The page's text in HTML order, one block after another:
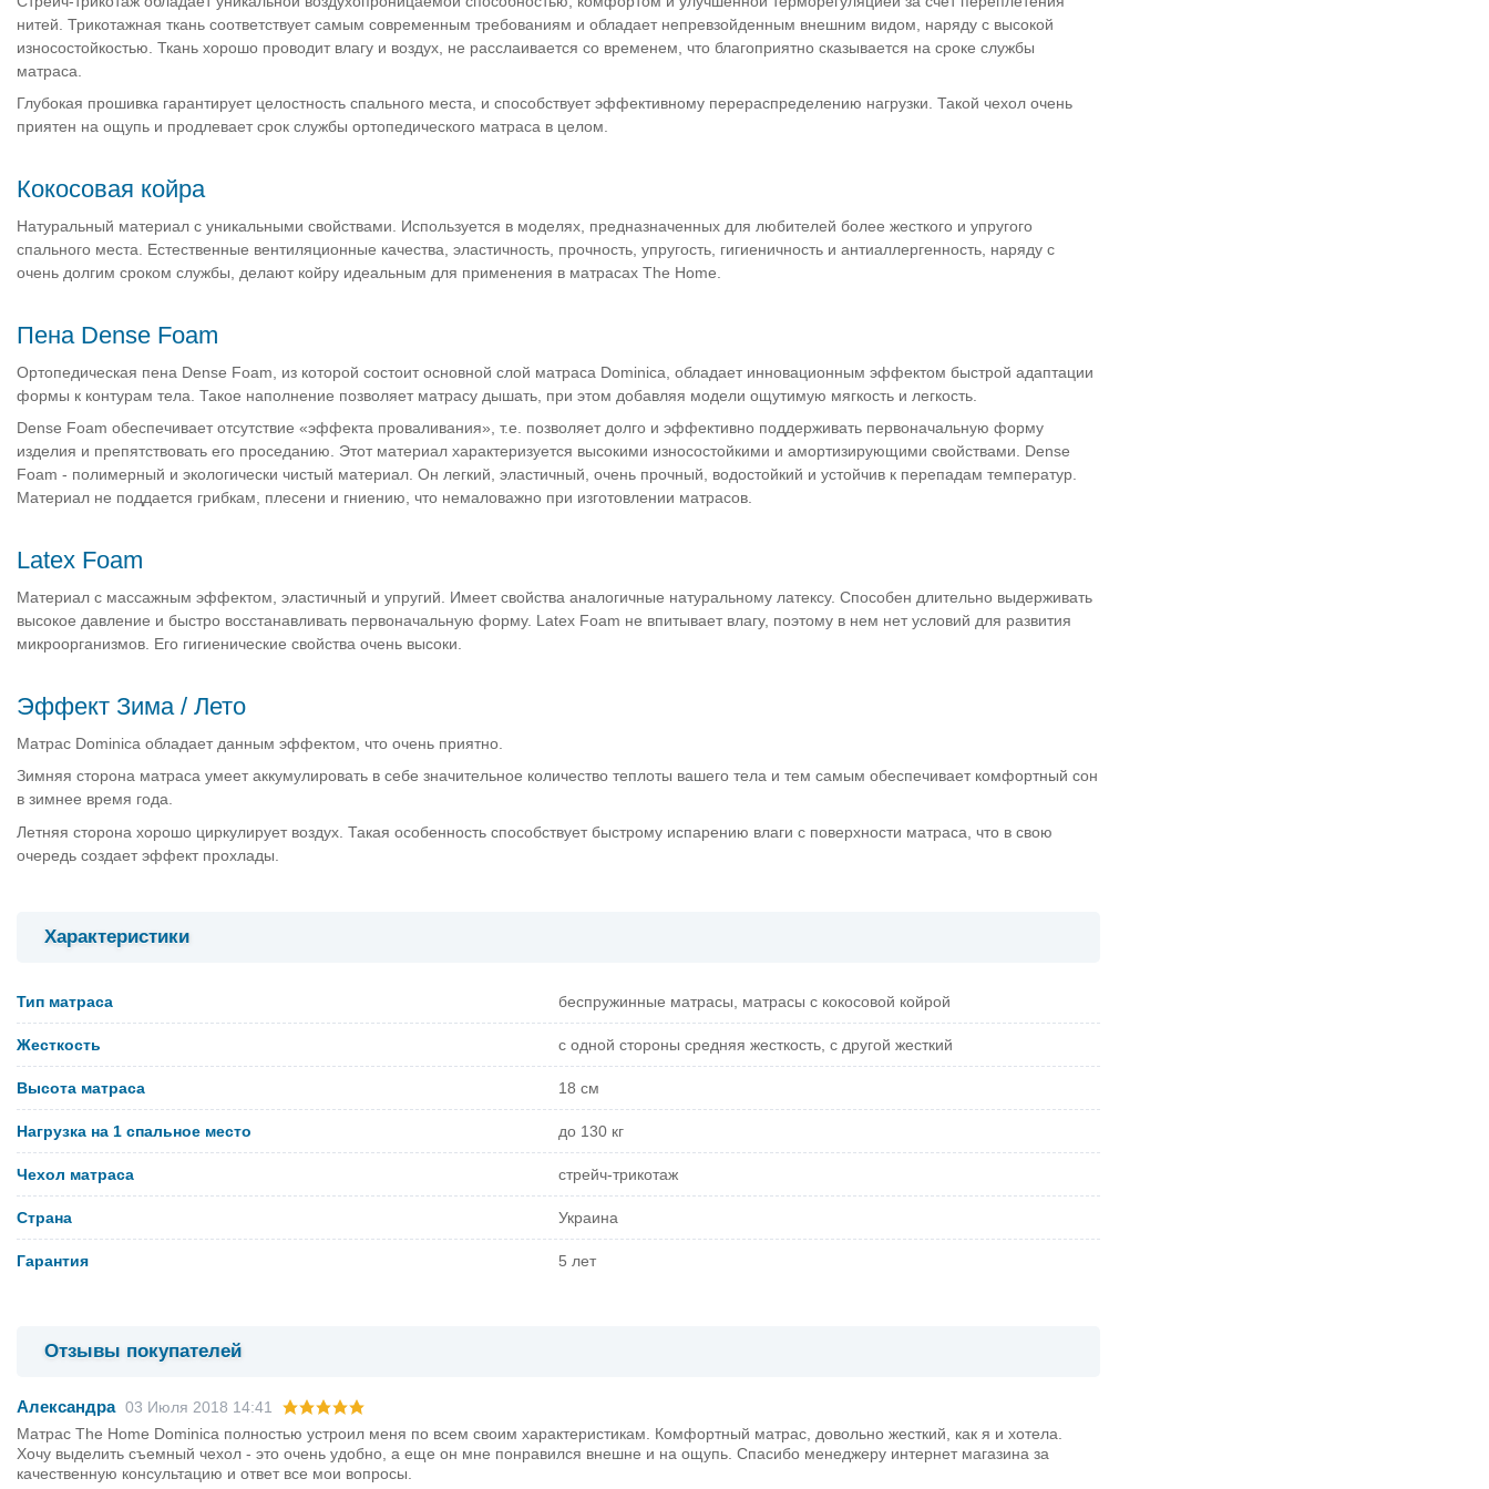
нитей. Трикотажная ткань соответствует самым современным требованиям и обладает непревзойденным внешним видом, наряду с высокой
износостойкостью. Ткань хорошо проводит влагу и воздух, не расслаивается со временем, что благоприятно сказывается на сроке службы
матраса.
Глубокая прошивка гарантирует целостность спального места, и способствует эффективному перераспределению нагрузки. Такой чехол очень
приятен на ощупь и продлевает срок службы ортопедического матраса в целом.
Кокосовая койра
Натуральный материал с уникальными свойствами. Используется в моделях, предназначенных для любителей более жесткого и упругого
спального места. Естественные вентиляционные качества, эластичность, прочность, упругость, гигиеничность и антиаллергенность, наряду с
очень долгим сроком службы, делают койру идеальным для применения в матрасах The Home.
Пена Dense Foam
Ортопедическая пена Dense Foam, из которой состоит основной слой матраса Dominica, обладает инновационным эффектом быстрой адаптации
формы к контурам тела. Такое наполнение позволяет матрасу дышать, при этом добавляя модели ощутимую мягкость и легкость.
Dense Foam обеспечивает отсутствие «эффекта проваливания», т.е. позволяет долго и эффективно поддерживать первоначальную форму
изделия и препятствовать его проседанию. Этот материал характеризуется высокими износостойкими и амортизирующими свойствами. Dense
Foam - полимерный и экологически чистый материал. Он легкий, эластичный, очень прочный, водостойкий и устойчив к перепадам температур.
Материал не поддается грибкам, плесени и гниению, что немаловажно при изготовлении матрасов.
Latex Foam
Материал с массажным эффектом, эластичный и упругий. Имеет свойства аналогичные натуральному латексу. Способен длительно выдерживать
высокое давление и быстро восстанавливать первоначальную форму. Latex Foam не впитывает влагу, поэтому в нем нет условий для развития
микроорганизмов. Его гигиенические свойства очень высоки.
Эффект Зима / Лето
Матрас Dominica обладает данным эффектом, что очень приятно.
Зимняя сторона матраса умеет аккумулировать в себе значительное количество теплоты вашего тела и тем самым обеспечивает комфортный сон
в зимнее время года.
Летняя сторона хорошо циркулирует воздух. Такая особенность способствует быстрому испарению влаги с поверхности матраса, что в свою
очередь создает эффект прохлады.
Характеристики
Тип матраса беспружинные матрасы, матрасы с кокосовой койрой
Жесткость с одной стороны средняя жесткость, с другой жесткий
Высота матраса 18 см
Нагрузка на 1 спальное место до 130 кг
Чехол матраса стрейч-трикотаж
Страна Украина
Гарантия 5 лет
Отзывы покупателей
Александра 03 Июля 2018 14:41
Матрас The Home Dominica полностью устроил меня по всем своим характеристикам. Комфортный матрас, довольно жесткий, как я и хотела.
Хочу выделить съемный чехол - это очень удобно, а еще он мне понравился внешне и на ощупь. Спасибо менеджеру интернет магазина за
качественную консультацию и ответ все мои вопросы.